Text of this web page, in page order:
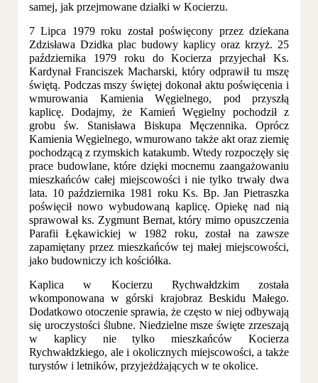
samej, jak przejmowane działki w Kocierzu.
7 Lipca 1979 roku został poświęcony przez dziekana
Zdzisława Dzidka plac budowy kaplicy oraz krzyż. 25
października 1979 roku do Kocierza przyjechał Ks.
Kardynał Franciszek Macharski, który odprawił tu mszę
świętą. Podczas mszy świętej dokonał aktu poświęcenia i
wmurowania Kamienia Węgielnego, pod przyszłą
kaplicę. Dodajmy, że Kamień Węgielny pochodził z
grobu św. Stanisława Biskupa Męczennika. Oprócz
Kamienia Węgielnego, wmurowano także akt oraz ziemię
pochodzącą z rzymskich katakumb. Wtedy rozpoczęły się
prace budowlane, które dzięki mocnemu zaangażowaniu
mieszkańców całej miejscowości i nie tylko trwały dwa
lata. 10 października 1981 roku Ks. Bp. Jan Pietraszka
poświęcił nowo wybudowaną kaplicę. Opiekę nad nią
sprawował ks. Zygmunt Bernat, który mimo opuszczenia
Parafii Łękawickiej w 1982 roku, został na zawsze
zapamiętany przez mieszkańców tej małej miejscowości,
jako budowniczy ich kościółka.
Kaplica w Kocierzu Rychwałdzkim została
wkomponowana w górski krajobraz Beskidu Małego.
Dodatkowo otoczenie sprawia, że często w niej odbywają
się uroczystości ślubne. Niedzielne msze święte zrzeszają
w kaplicy nie tylko mieszkańców Kocierza
Rychwałdzkiego, ale i okolicznych miejscowości, a także
turystów i letników, przyjeżdżających w te okolice.